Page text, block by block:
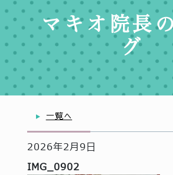
マキオ院長
グ
一覧へ
2026年2月9日
IMG_0902